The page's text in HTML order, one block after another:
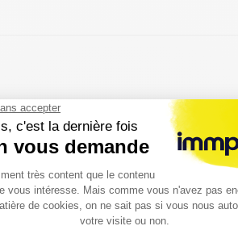
Loyer
(€/m²/an HT HC)
Charges
(€/m²/an HT HC)
1 000.00 Prix sur demande